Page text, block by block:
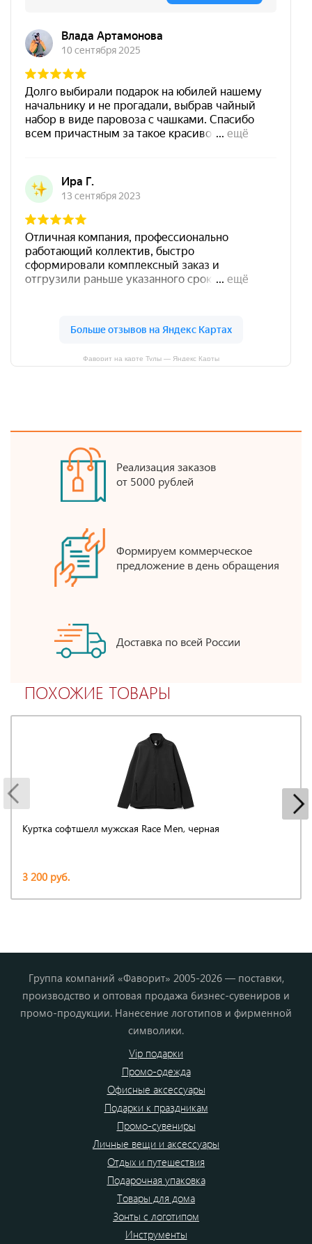
Фаворит на карте Тулы — Яндекс Карты
Реализация заказов
от 5000 рублей
Формируем коммерческое
предложение в день обращения
Доставка по всей России
ПОХОЖИЕ ТОВАРЫ
Куртка софтшелл мужская Race Men, черная
3 200 руб.
Группа компаний «Фаворит» 2005-2026 — поставки,
производство и оптовая продажа бизнес-сувениров и
промо-продукции. Нанесение логотипов и фирменной
символики.
Vip подарки
Промо-одежда
Офисные аксессуары
Подарки к праздникам
Промо-сувениры
Личные вещи и аксессуары
Отдых и путешествия
Подарочная упаковка
Товары для дома
Зонты с логотипом
Инструменты